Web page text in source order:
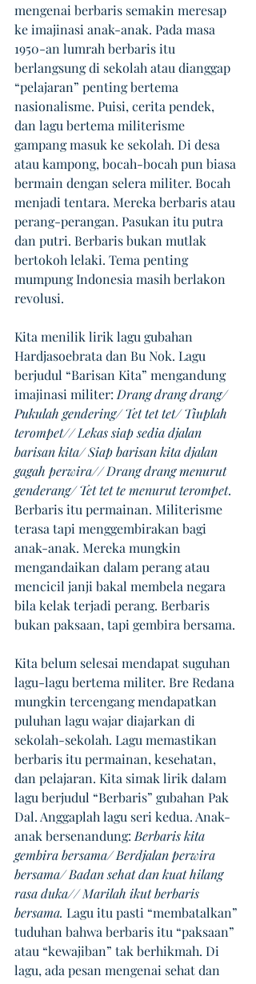
mengenai berbaris semakin meresap
ke imajinasi anak-anak. Pada masa
1950-an lumrah berbaris itu
berlangsung di sekolah atau dianggap
“pelajaran” penting bertema
nasionalisme. Puisi, cerita pendek,
dan lagu bertema militerisme
gampang masuk ke sekolah. Di desa
atau kampong, bocah-bocah pun biasa
bermain dengan selera militer. Bocah
menjadi tentara. Mereka berbaris atau
perang-perangan. Pasukan itu putra
dan putri. Berbaris bukan mutlak
bertokoh lelaki. Tema penting
mumpung Indonesia masih berlakon
revolusi.
Kita menilik lirik lagu gubahan
Hardjasoebrata dan Bu Nok. Lagu
berjudul “Barisan Kita” mengandung
imajinasi militer: Drang drang drang/
Pukulah gendering/ Tet tet tet/ Tiuplah
terompet// Lekas siap sedia djalan
barisan kita/ Siap barisan kita djalan
gagah perwira// Drang drang menurut
genderang/ Tet tet te menurut terompet.
Berbaris itu permainan. Militerisme
terasa tapi menggembirakan bagi
anak-anak. Mereka mungkin
mengandaikan dalam perang atau
mencicil janji bakal membela negara
bila kelak terjadi perang. Berbaris
bukan paksaan, tapi gembira bersama.
Kita belum selesai mendapat suguhan
lagu-lagu bertema militer. Bre Redana
mungkin tercengang mendapatkan
puluhan lagu wajar diajarkan di
sekolah-sekolah. Lagu memastikan
berbaris itu permainan, kesehatan,
dan pelajaran. Kita simak lirik dalam
lagu berjudul “Berbaris” gubahan Pak
Dal. Anggaplah lagu seri kedua. Anak-
anak bersenandung: Berbaris kita
gembira bersama/ Berdjalan perwira
bersama/ Badan sehat dan kuat hilang
rasa duka// Marilah ikut berbaris
bersama. Lagu itu pasti “membatalkan”
tuduhan bahwa berbaris itu “paksaan”
atau “kewajiban” tak berhikmah. Di
lagu, ada pesan mengenai sehat dan